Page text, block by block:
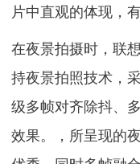
片中直观的体现，
在夜景拍摄时，联
持夜景拍照技术，
级多帧对齐除抖、
效果。，所呈现的